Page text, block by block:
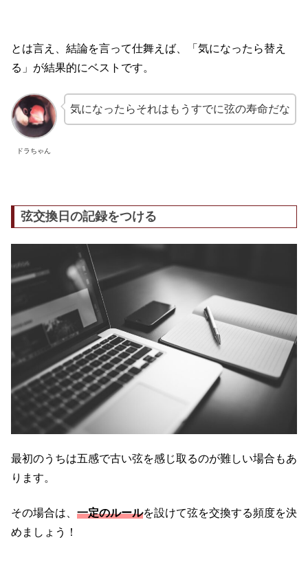
とは言え、結論を言って仕舞えば、「気になったら替え
る」が結果的にベストです。
ドラちゃん
気になったらそれはもうすでに弦の寿命だな
弦交換日の記録をつける
最初のうちは五感で古い弦を感じ取るのが難しい場合もあ
ります。
その場合は、 一定のルールを設けて弦を交換する頻度を決
めましょう！